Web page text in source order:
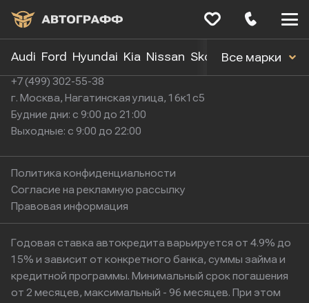
Audi Ford Hyundai Kia Nissan Skoda Toyota
Все марки
+7 (499) 302-55-38
г. Москва, Нагатинская улица, 16к1с5
Будние дни: с 9:00 до 21:00
Выходные: с 9:00 до 22:00
Политика конфиденциальности
Согласие на рекламную рассылку
Правовая информация
Годовая ставка автокредита варьируется от 4.9% до
15% и зависит от конкретного банка, суммы займа и
кредитной программы. Минимальный срок погашения
от 2 месяцев, максимальный - 96 месяцев. При этом